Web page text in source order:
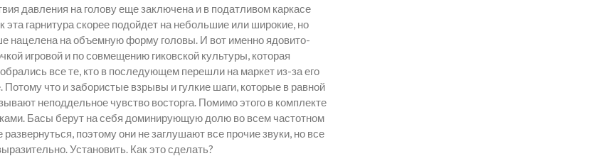
давления на голову еще заключена и в податливом каркасе
гарнитура скорее подойдет на небольшие или широкие, но
нацелена на объемную форму головы. И вот именно ядовито-
игровой и по совмещению гиковской культуры, которая
все те, кто в последующем перешли на маркет из-за его
что и забористые взрывы и гулкие шаги, которые в равной
неподдельное чувство восторга. Помимо этого в комплекте
Басы берут на себя доминирующую долю во всем частотном
поэтому они не заглушают все прочие звуки, но все
Установить. Как это сделать?